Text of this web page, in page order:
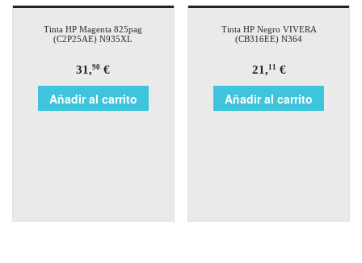
Tinta HP Magenta 825pag
(C2P25AE) N935XL
31,90 €
Añadir al carrito
Tinta HP Negro VIVERA
(CB316EE) N364
21,11 €
Añadir al carrito